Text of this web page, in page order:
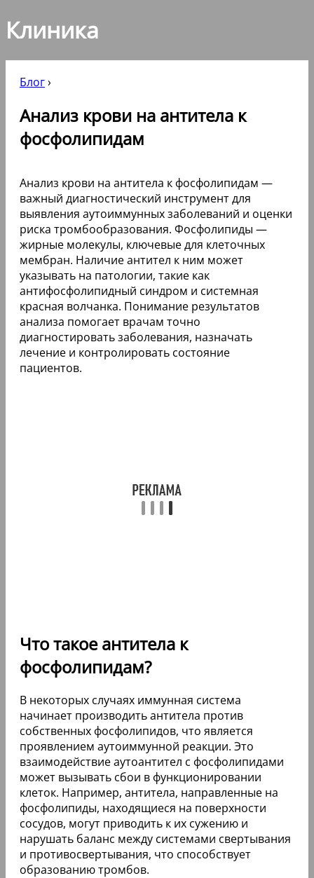
Клиника
Блог›
Анализ крови на антитела к
фосфолипидам
Анализ крови на антитела к фосфолипидам —
важный диагностический инструмент для
выявления аутоиммунных заболеваний и оценки
риска тромбообразования. Фосфолипиды —
жирные молекулы, ключевые для клеточных
мембран. Наличие антител к ним может
указывать на патологии, такие как
антифосфолипидный синдром и системная
красная волчанка. Понимание результатов
анализа помогает врачам точно
диагностировать заболевания, назначать
лечение и контролировать состояние
пациентов.
Что такое антитела к
фосфолипидам?
В некоторых случаях иммунная система
начинает производить антитела против
собственных фосфолипидов, что является
проявлением аутоиммунной реакции. Это
взаимодействие аутоантител с фосфолипидами
может вызывать сбои в функционировании
клеток. Например, антитела, направленные на
фосфолипиды, находящиеся на поверхности
сосудов, могут приводить к их сужению и
нарушать баланс между системами свертывания
и противосвертывания, что способствует
образованию тромбов.